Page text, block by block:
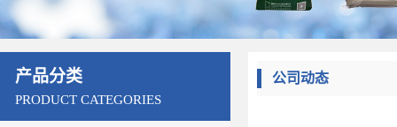
产品分类
PRODUCT CATEGORIES
公司动态